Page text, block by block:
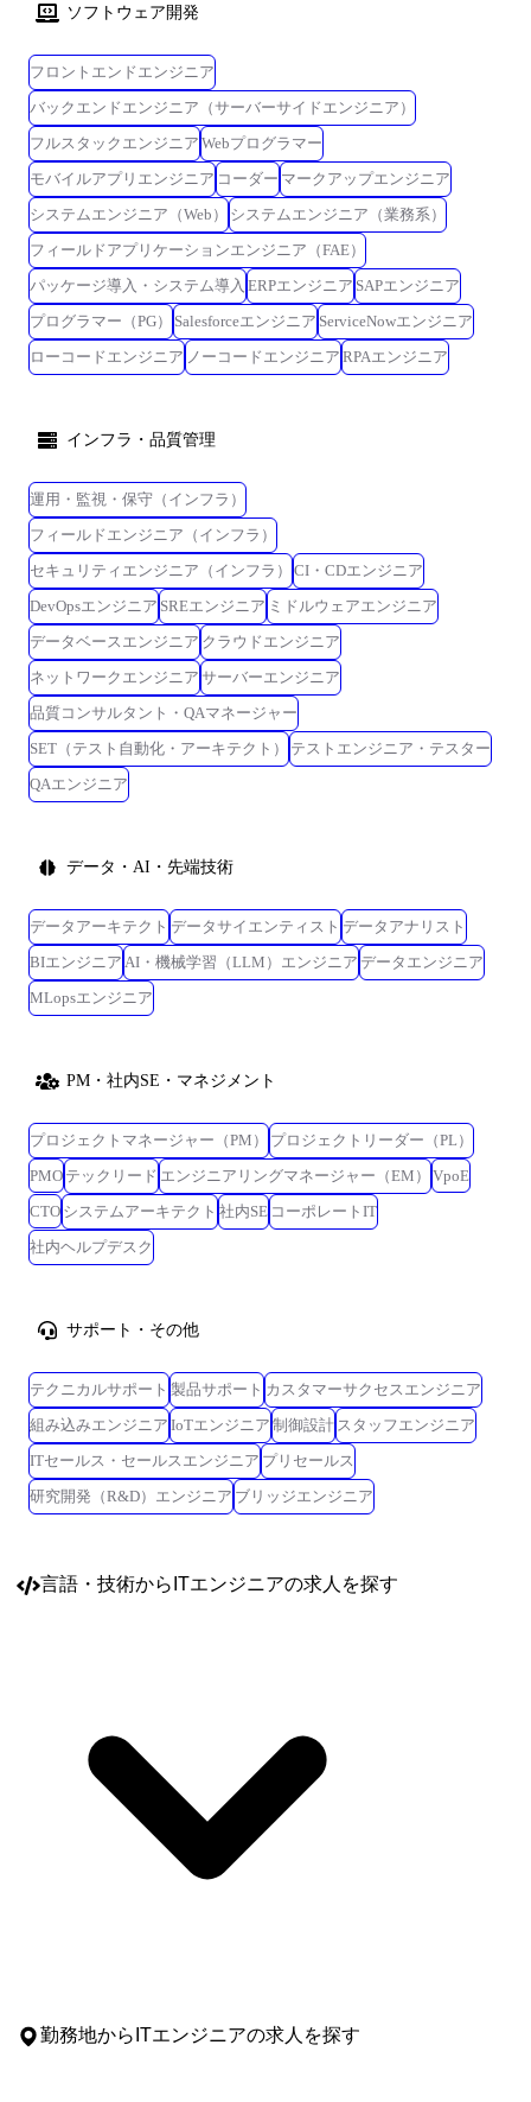
ソフトウェア開発
フロントエンドエンジニア
バックエンドエンジニア（サーバーサイドエンジニア）
フルスタックエンジニア Webプログラマー
モバイルアプリエンジニア コーダー マークアップエンジニア
システムエンジニア（Web）
システムエンジニア（業務系）
フィールドアプリケーションエンジニア（FAE）
パッケージ導入・システム導入 ERPエンジニア SAPエンジニア
プログラマー（PG）
Salesforceエンジニア ServiceNowエンジニア
ローコードエンジニア ノーコードエンジニア RPAエンジニア
インフラ・品質管理
運用・監視・保守（インフラ）
フィールドエンジニア（インフラ）
セキュリティエンジニア（インフラ）
CI・CDエンジニア
DevOpsエンジニア SREエンジニア ミドルウェアエンジニア
データベースエンジニア クラウドエンジニア
ネットワークエンジニア サーバーエンジニア
品質コンサルタント・QAマネージャー
SET（テスト自動化・アーキテクト）
テストエンジニア・テスター
QAエンジニア
データ・AI・先端技術
データアーキテクト データサイエンティスト データアナリスト
BIエンジニア AI・機械学習（LLM）エンジニア データエンジニア
MLopsエンジニア
PM・社内SE・マネジメント
プロジェクトマネージャー（PM）
プロジェクトリーダー（PL）
PMO テックリード エンジニアリングマネージャー（EM）
VpoE
CTO システムアーキテクト 社内SE コーポレートIT
社内ヘルプデスク
サポート・その他
テクニカルサポート 製品サポート カスタマーサクセスエンジニア
組み込みエンジニア IoTエンジニア 制御設計 スタッフエンジニア
ITセールス・セールスエンジニア プリセールス
研究開発（R&D）エンジニア ブリッジエンジニア
言語・技術からITエンジニアの求人を探す
勤務地からITエンジニアの求人を探す